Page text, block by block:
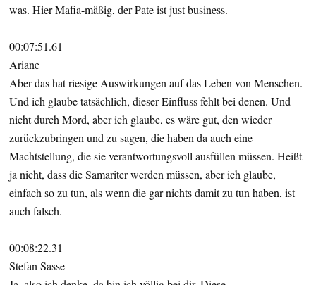
was. Hier Mafia-mäßig, der Pate ist just business.
00:07:51.61
Ariane
Aber das hat riesige Auswirkungen auf das Leben von Menschen.
Und ich glaube tatsächlich, dieser Einfluss fehlt bei denen. Und
nicht durch Mord, aber ich glaube, es wäre gut, den wieder
zurückzubringen und zu sagen, die haben da auch eine
Machtstellung, die sie verantwortungsvoll ausfüllen müssen. Heißt
ja nicht, dass die Samariter werden müssen, aber ich glaube,
einfach so zu tun, als wenn die gar nichts damit zu tun haben, ist
auch falsch.
00:08:22.31
Stefan Sasse